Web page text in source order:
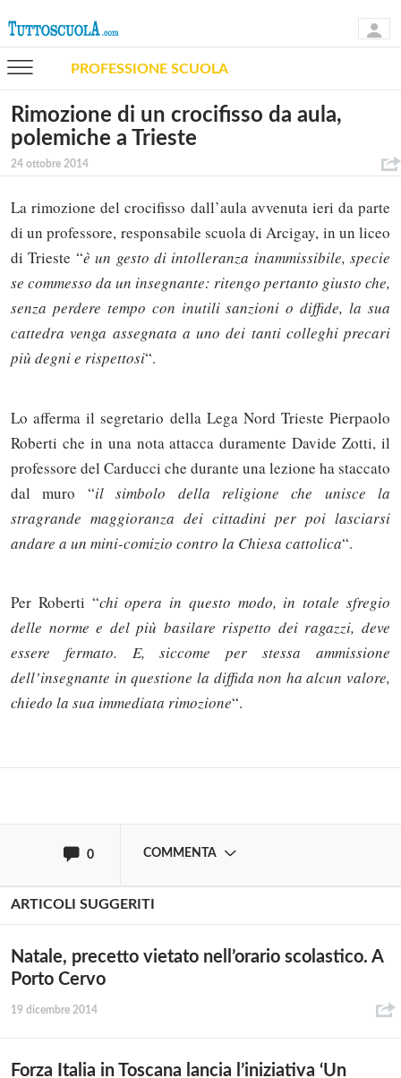
PROFESSIONE SCUOLA
Rimozione di un crocifisso da aula,
polemiche a Trieste
24 ottobre 2014
La rimozione del crocifisso dall’aula avvenuta ieri da parte
di un professore, responsabile scuola di Arcigay, in un liceo
di Trieste “è un gesto di intolleranza inammissibile, specie
se commesso da un insegnante: ritengo pertanto giusto che,
senza perdere tempo con inutili sanzioni o diffide, la sua
cattedra venga assegnata a uno dei tanti colleghi precari
più degni e rispettosi“.
Lo afferma il segretario della Lega Nord Trieste Pierpaolo
Roberti che in una nota attacca duramente Davide Zotti, il
professore del Carducci che durante una lezione ha staccato
dal muro “il simbolo della religione che unisce la
stragrande maggioranza dei cittadini per poi lasciarsi
andare a un mini-comizio contro la Chiesa cattolica“.
Per Roberti “chi opera in questo modo, in totale sfregio
delle norme e del più basilare rispetto dei ragazzi, deve
essere fermato. E, siccome per stessa ammissione
dell’insegnante in questione la diffida non ha alcun valore,
chiedo la sua immediata rimozione“.
0 COMMENTA
Solo gli utenti registrati possono
commentare!
ARTICOLI SUGGERITI
Natale, precetto vietato nell’orario scolastico. A
Porto Cervo
19 dicembre 2014
Forza Italia in Toscana lancia l’iniziativa ‘Un